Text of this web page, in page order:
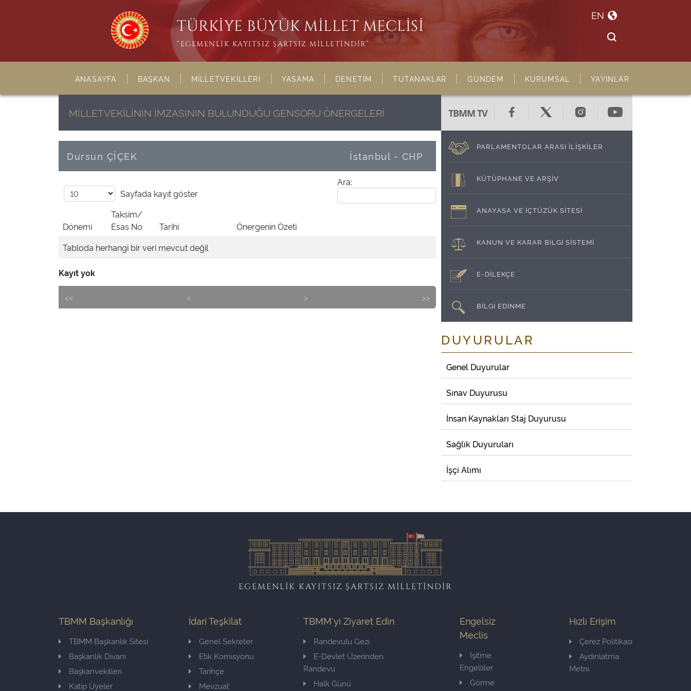
TÜRKİYE BÜYÜK MİLLET MECLİSİ
“EGEMENLİK KAYITSIZ ŞARTSIZ MİLLETİNDİR”
EN
ANASAYFA BAŞKAN MİLLETVEKİLLERİ YASAMA DENETİM TUTANAKLAR GÜNDEM KURUMSAL YAYINLAR
MİLLETVEKİLİNİN İMZASININ BULUNDUĞU GENSORU ÖNERGELERİ
Dursun ÇİÇEK İstanbul - CHP
Ara:
Sayfada kayıt göster
Dönemi
Taksim/
Esas No
Tarihi
Önergenin Özeti
Tabloda herhangi bir veri mevcut değil
Kayıt yok
<< < > >>
TBMM TV
PARLAMENTOLAR ARASI İLİŞKİLER
KÜTÜPHANE VE ARŞİV
ANAYASA VE İÇTÜZÜK SİTESİ
KANUN VE KARAR BİLGİ SİSTEMİ
E-DİLEKÇE
BİLGİ EDİNME
DUYURULAR
Genel Duyurular
Sınav Duyurusu
İnsan Kaynakları Staj Duyurusu
Sağlık Duyuruları
İşçi Alımı
EGEMENLİK KAYITSIZ ŞARTSIZ MİLLETİNDİR
TBMM Başkanlığı
TBMM Başkanlık Sitesi
Başkanlık Divanı
Başkanvekilleri
Katip Üyeler
İdari Teşkilat
Genel Sekreter
Etik Komisyonu
Tarihçe
Mevzuat
TBMM'yi Ziyaret Edin
Randevulu Gezi
E-Devlet Üzerinden
Randevu
Halk Günü
Engelsiz
Meclis
İşitme
Engelliler
Görme
Hızlı Erişim
Çerez Politikası
Aydınlatma
Metni